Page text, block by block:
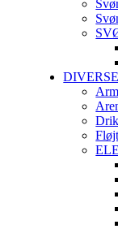
DIVERSE